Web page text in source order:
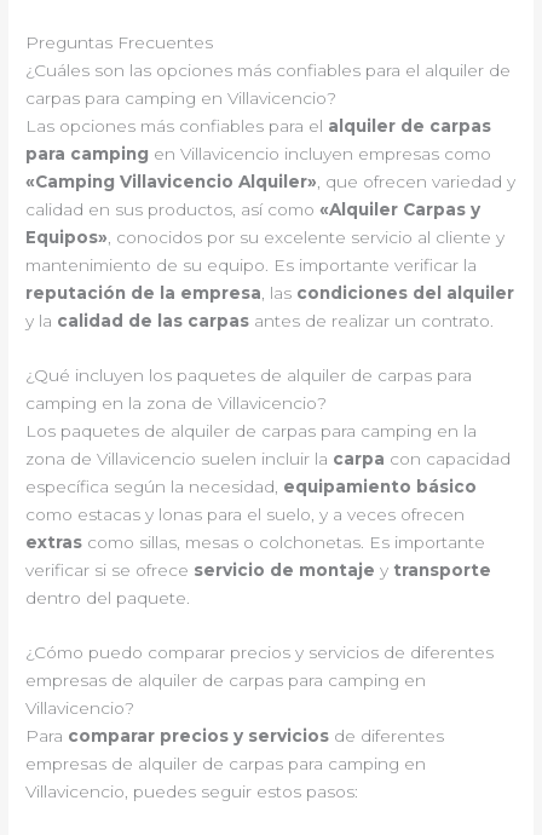
Preguntas Frecuentes
¿Cuáles son las opciones más confiables para el alquiler de
carpas para camping en Villavicencio?
Las opciones más confiables para el alquiler de carpas
para camping en Villavicencio incluyen empresas como
«Camping Villavicencio Alquiler», que ofrecen variedad y
calidad en sus productos, así como«Alquiler Carpas y
Equipos», conocidos por su excelente servicio al cliente y
mantenimiento de su equipo. Es importante verificar la
reputación de la empresa, las condiciones del alquiler
y la calidad de las carpas antes de realizar un contrato.
¿Qué incluyen los paquetes de alquiler de carpas para
camping en la zona de Villavicencio?
Los paquetes de alquiler de carpas para camping en la
zona de Villavicencio suelen incluir la carpa con capacidad
específica según la necesidad, equipamiento básico
como estacas y lonas para el suelo, y a veces ofrecen
extras como sillas, mesas o colchonetas. Es importante
verificar si se ofrece servicio de montaje y transporte
dentro del paquete.
¿Cómo puedo comparar precios y servicios de diferentes
empresas de alquiler de carpas para camping en
Villavicencio?
Para comparar precios y servicios de diferentes
empresas de alquiler de carpas para camping en
Villavicencio, puedes seguir estos pasos: